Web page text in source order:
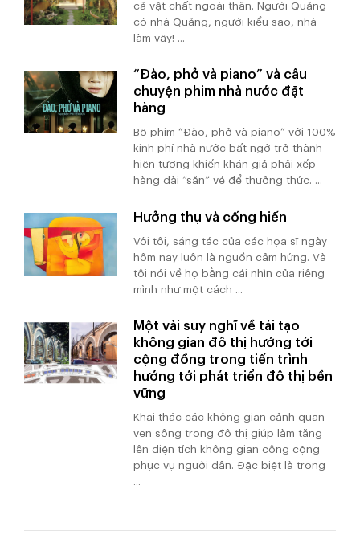
cả vật chất ngoài thân. Người Quảng
có nhà Quảng, người kiểu sao, nhà
làm vậy! ...
“Đào, phở và piano” và câu
chuyện phim nhà nước đặt
hàng
Bộ phim “Đào, phở và piano” với 100%
kinh phí nhà nước bất ngờ trở thành
hiện tượng khiến khán giả phải xếp
hàng dài “săn” vé để thưởng thức. ...
Hưởng thụ và cống hiến
Với tôi, sáng tác của các họa sĩ ngày
hôm nay luôn là nguồn cảm hứng. Và
tôi nói về họ bằng cái nhìn của riêng
mình như một cách ...
Một vài suy nghĩ về tái tạo
không gian đô thị hướng tới
cộng đồng trong tiến trình
hướng tới phát triển đô thị bền
vững
Khai thác các không gian cảnh quan
ven sông trong đô thị giúp làm tăng
lên diện tích không gian công cộng
phục vụ người dân. Đặc biệt là trong
...